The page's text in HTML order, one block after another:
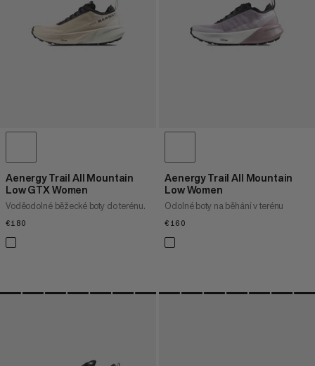
Aenergy Trail All Mountain
Low GTX Women
Voděodolné běžecké boty do terénu.
€180
Aenergy Trail All Mountain
Low Women
Odolné boty na běhání v terénu
€160